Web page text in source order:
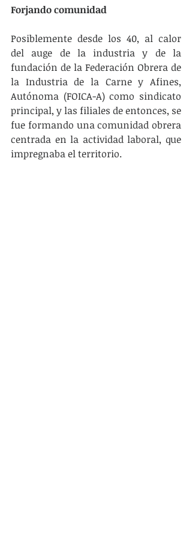
Forjando comunidad
Posiblemente desde los 40, al calor
del auge de la industria y de la
fundación de la Federación Obrera de
la Industria de la Carne y Afines,
Autónoma (FOICA-A) como sindicato
principal, y las filiales de entonces, se
fue formando una comunidad obrera
centrada en la actividad laboral, que
impregnaba el territorio.